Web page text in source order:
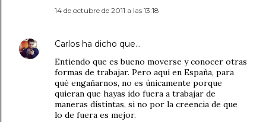
14 de octubre de 2011 a las 13:18
Carlos ha dicho que…
Entiendo que es bueno moverse y conocer otras
formas de trabajar. Pero aquí en España, para
qué engañarnos, no es únicamente porque
quieran que hayas ido fuera a trabajar de
maneras distintas, si no por la creencia de que
lo de fuera es mejor.